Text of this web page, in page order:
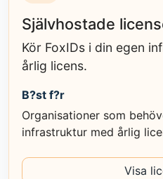
Självhostade
Kör FoxIDs i din egen
årlig licens.
B?st f?r
Organisationer som
infrastruktur med årlig
Visa